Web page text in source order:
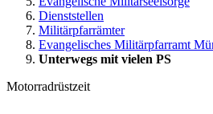
Dienststellen
Militärpfarrämter
Evangelisches Militärpfarramt
Unterwegs mit vielen PS
Motorradrüstzeit